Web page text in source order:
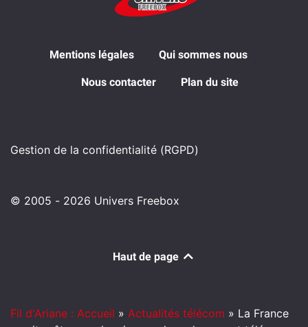
Mentions légales Qui sommes nous
Nous contacter Plan du site
Gestion de la confidentialité (RGPD)
© 2005 - 2026 Univers Freebox
Haut de page
Fil d'Ariane : Accueil » Actualités télécom » La France